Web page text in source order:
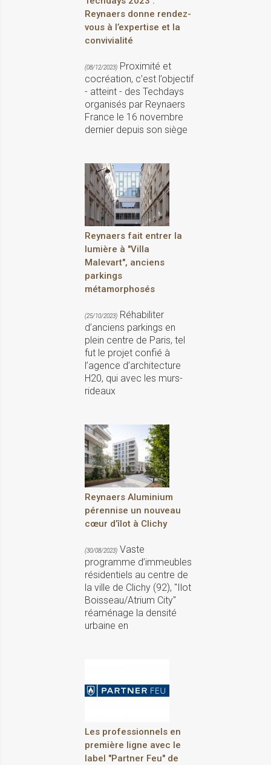
Reynaers donne rendez-
vous à l’expertise et la
convivialité
(08/12/2023) Proximité et
cocréation, c’est l’objectif
- atteint - des Techdays
organisés par Reynaers
France le 16 novembre
dernier depuis son siège
Reynaers fait entrer la
lumière à "Villa
Malevart", anciens
parkings
métamorphosés
(25/10/2023) Réhabiliter
d’anciens parkings en
plein centre de Paris, tel
fut le projet confié à
l’agence d’architecture
H20, qui avec les murs-
rideaux
Reynaers Aluminium
pérennise un nouveau
cœur d’îlot à Clichy
(30/08/2023) Vaste
programme d’immeubles
résidentiels au centre de
la ville de Clichy (92), "Ilot
Boisseau/Atrium City"
réaménage la densité
urbaine en
Les professionnels en
première ligne avec le
label "Partner Feu" de